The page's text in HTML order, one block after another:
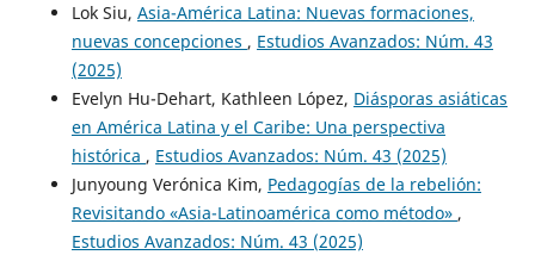
Lok Siu, Asia-América Latina: Nuevas formaciones,
nuevas concepciones , Estudios Avanzados: Núm. 43
(2025)
Evelyn Hu-Dehart, Kathleen López, Diásporas asiáticas
en América Latina y el Caribe: Una perspectiva
histórica , Estudios Avanzados: Núm. 43 (2025)
Junyoung Verónica Kim, Pedagogías de la rebelión:
Revisitando «Asia-Latinoamérica como método» ,
Estudios Avanzados: Núm. 43 (2025)